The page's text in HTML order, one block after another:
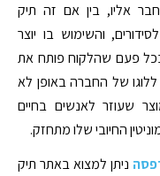
אליו, בין אם זה תיק
והשימוש בו יוצר
בכל פעם שהלקוח פותח את
של החברה באופן לא
שעוזר לאנשים בחיים
החיובי שלו מתחזק.
ניתן למצוא באתר תיק